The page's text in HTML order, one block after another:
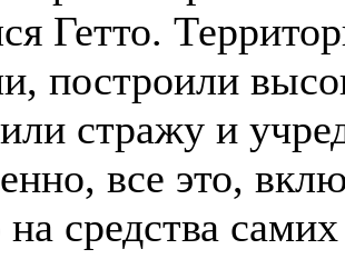
Гетто.
построили
стражу и
все это,
средства